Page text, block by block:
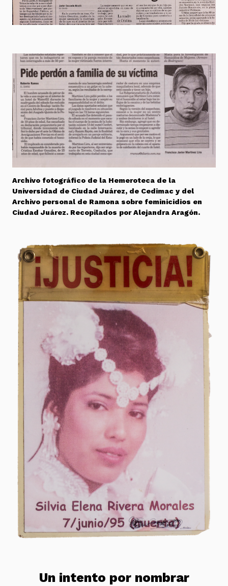
Archivo fotográfico de la Hemeroteca de la
Universidad de Ciudad Juárez, de Cedimac y del
Archivo personal de Ramona sobre feminicidios en
Ciudad Juárez. Recopilados por Alejandra Aragón.
Un intento por nombrar